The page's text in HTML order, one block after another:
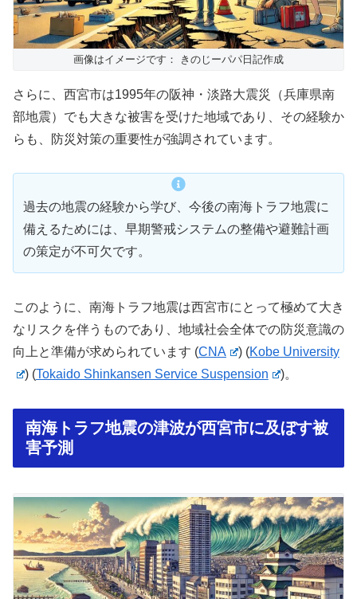
画像はイメージです： きのじーパパ日記作成
さらに、西宮市は1995年の阪神・淡路大震災（兵庫県南
部地震）でも大きな被害を受けた地域であり、その経験か
らも、防災対策の重要性が強調されています。
過去の地震の経験から学び、今後の南海トラフ地震に
備えるためには、早期警戒システムの整備や避難計画
の策定が不可欠です。
このように、南海トラフ地震は西宮市にとって極めて大き
なリスクを伴うものであり、地域社会全体での防災意識の
向上と準備が求められています​ (CNA )(Kobe University
)(Tokaido Shinkansen Service Suspension )。
南海トラフ地震の津波が西宮市に及ぼす被
害予測